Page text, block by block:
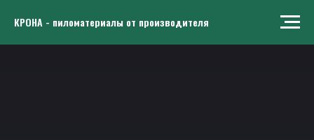
КРОНА - пиломатериалы от производителя